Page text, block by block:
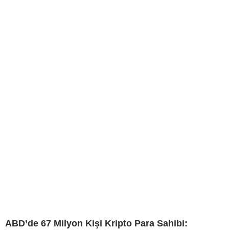
ABD’de 67 Milyon Kişi Kripto Para Sahibi: